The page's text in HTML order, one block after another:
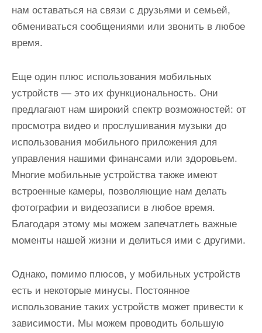
нам оставаться на связи с друзьями и семьей,
обмениваться сообщениями или звонить в любое
время.
Еще один плюс использования мобильных
устройств — это их функциональность. Они
предлагают нам широкий спектр возможностей: от
просмотра видео и прослушивания музыки до
использования мобильного приложения для
управления нашими финансами или здоровьем.
Многие мобильные устройства также имеют
встроенные камеры, позволяющие нам делать
фотографии и видеозаписи в любое время.
Благодаря этому мы можем запечатлеть важные
моменты нашей жизни и делиться ими с другими.
Однако, помимо плюсов, у мобильных устройств
есть и некоторые минусы. Постоянное
использование таких устройств может привести к
зависимости. Мы можем проводить большую